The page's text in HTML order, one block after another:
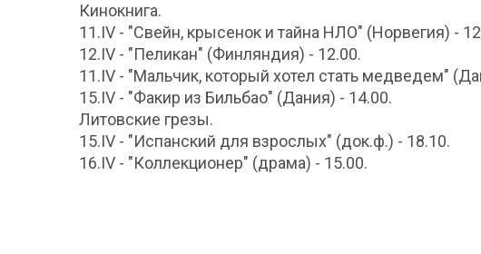
Кинокнига.
11.IV - "Свейн, крысенок и тайна НЛО" (Норвегия) -
12.IV - "Пеликан" (Финляндия) - 12.00.
11.IV - "Мальчик, который хотел стать медведем"
15.IV - "Факир из Бильбао" (Дания) - 14.00.
Литовские грезы.
15.IV - "Испанский для взрослых" (док.ф.) - 18.10.
16.IV - "Коллекционер" (драма) - 15.00.